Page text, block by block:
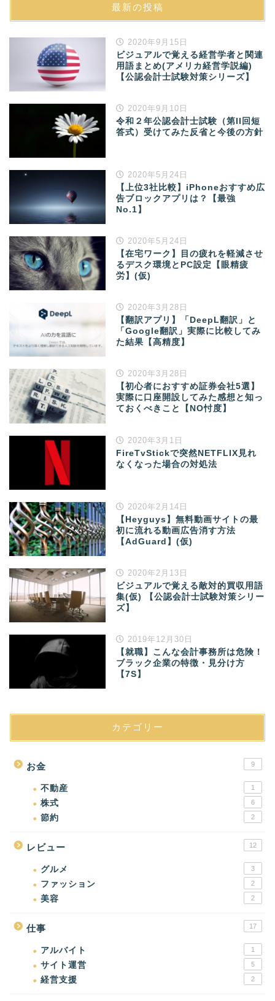
最新の投稿
2020年9月15日
ビジュアルで覚える経営学者と関連
用語まとめ(アメリカ経営学説編)
【公認会計士試験対策シリーズ】
2020年9月10日
令和２年公認会計士試験（第II回短
答式）受けてみた反省と今後の方針
2020年5月24日
【上位3社比較】iPhoneおすすめ広
告ブロックアプリは？【最強
No.1】
2020年5月24日
【在宅ワーク】目の疲れを軽減させ
るデスク環境とPC設定【眼精疲
労】(仮)
2020年3月28日
【翻訳アプリ】「DeepL翻訳」と
「Google翻訳」実際に比較してみ
た結果【高精度】
2020年3月28日
【初心者におすすめ証券会社5選】
実際に口座開設してみた感想と知っ
ておくべきこと【NO忖度】
2020年3月1日
FireTvStickで突然NETFLIX見れ
なくなった場合の対処法
2020年2月14日
【Heyguys】無料動画サイトの最
初に流れる動画広告消す方法
【AdGuard】(仮)
2020年2月13日
ビジュアルで覚える敵対的買収用語
集(仮) 【公認会計士試験対策シリー
ズ】
2019年12月30日
【就職】こんな会計事務所は危険！
ブラック企業の特徴・見分け方
【7S】
カテゴリー
お金 9
不動産 1
株式 6
節約 2
レビュー 12
グルメ 3
ファッション 2
美容 2
仕事 17
アルバイト 1
サイト運営 5
経営支援 2